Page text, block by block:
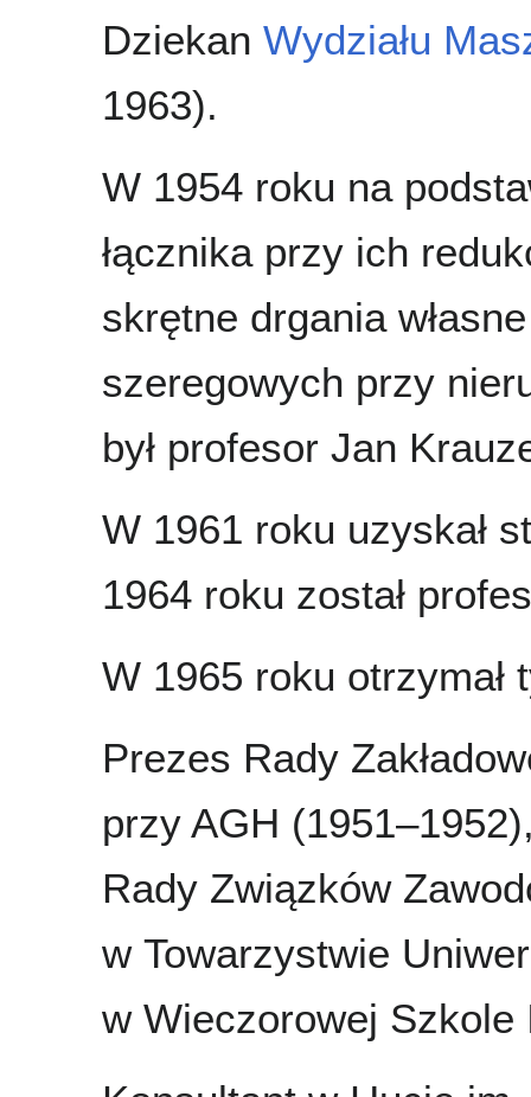
Dziekan Wydziału
1963).
W 1954 roku na
łącznika przy ich
skrętne drgania
szeregowych przy
był profesor Jan
W 1961 roku uzyskał
1964 roku został
W 1965 roku otrzymał
Prezes Rady
przy AGH
Rady Związków
w Towarzystwie
w Wieczorowej